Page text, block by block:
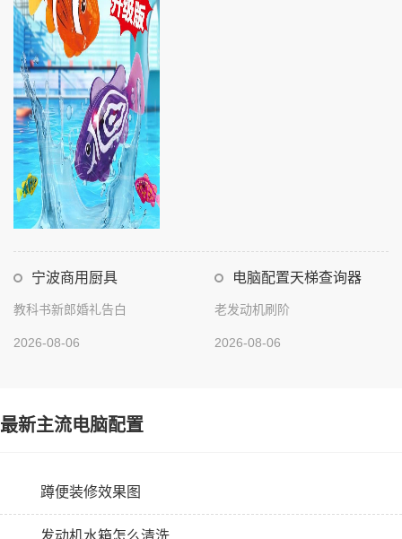
宁波商用厨具
教科书新郎婚礼告白
2026-08-06
电脑配置天梯查询器
老发动机刷阶
2026-08-06
最新主流电脑配置
蹲便装修效果图
发动机水箱怎么清洗